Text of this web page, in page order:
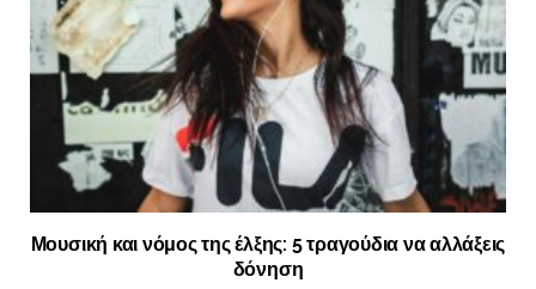
Μουσική και νόμος της έλξης: 5 τραγούδια να αλλάξεις
δόνηση